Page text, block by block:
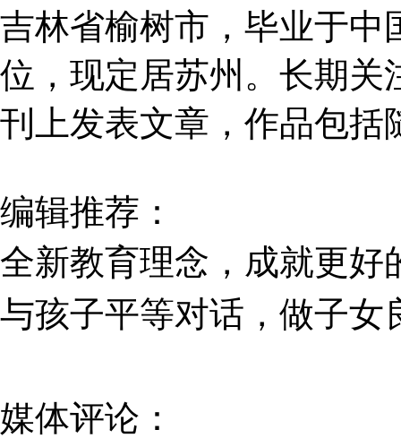
吉林省榆树市，毕业于中
位，现定居苏州。长期关
刊上发表文章，作品包括
编辑推荐：
全新教育理念，成就更好
与孩子平等对话，做子女
媒体评论：